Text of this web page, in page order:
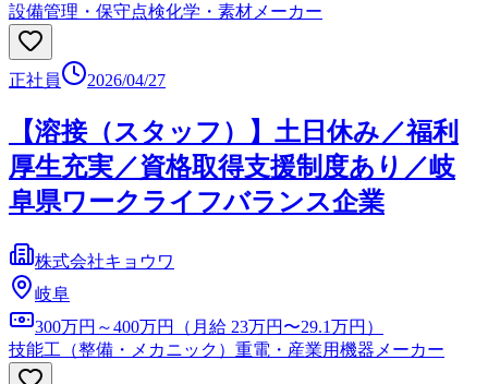
設備管理・保守点検化学・素材メーカー
正社員 2026/04/27
【溶接（スタッフ）】土日休み／福利
厚生充実／資格取得支援制度あり／岐
阜県ワークライフバランス企業
株式会社キョウワ
岐阜
300万円～400万円（月給 23万円〜29.1万円）
技能工（整備・メカニック） 重電・産業用機器メーカー